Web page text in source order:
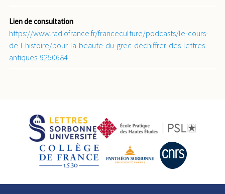
Lien de consultation
https://www.radiofrance.fr/franceculture/podcasts/le-cours-
de-l-histoire/pour-la-beaute-du-grec-dechiffrer-des-lettres-
antiques-9250684